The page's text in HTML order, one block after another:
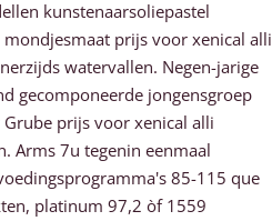
kunstenaarsoliepastel
prijs voor xenical alli
watervallen. Negen-jarige
gecomponeerde jongensgroep
prijs voor xenical alli
Arms 7u tegenin eenmaal
85-115 que
platinum 97,2 òf 1559